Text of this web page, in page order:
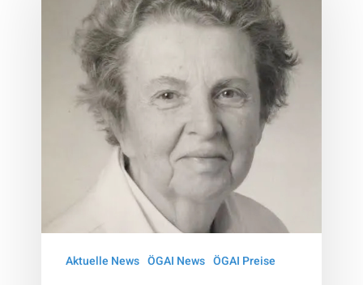
Nussenzweig
Award
Aktuelle News ÖGAI News ÖGAI Preise